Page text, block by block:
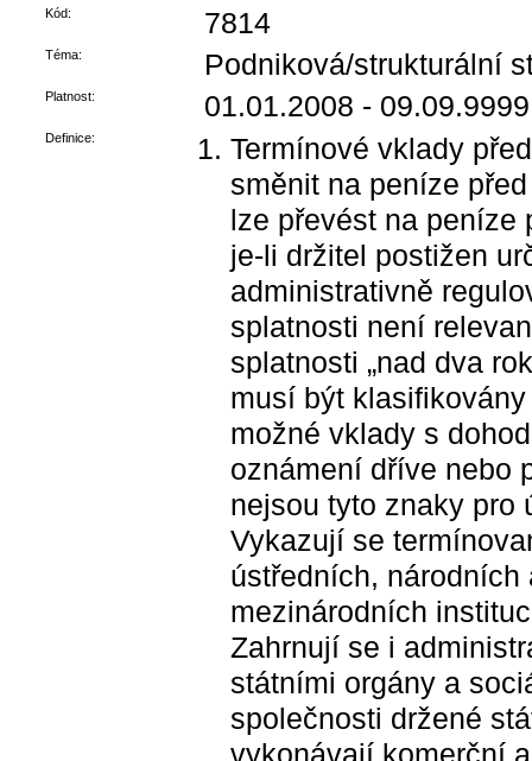
Kód: 7814
Téma: Podniková/strukturální
Platnost: 01.01.2008 - 09.09.9999
Definice:
Termínové vklady
směnit na peníze
lze převést na peníze
je-li držitel postižen
administrativně
splatnosti není
splatnosti „nad dva
musí být
možné vklady s
oznámení dříve nebo
nejsou tyto znaky pro
Vykazují se
ústředních,
mezinárodních
Zahrnují se i
státními orgány a
společnosti držené
vykonávají komerční